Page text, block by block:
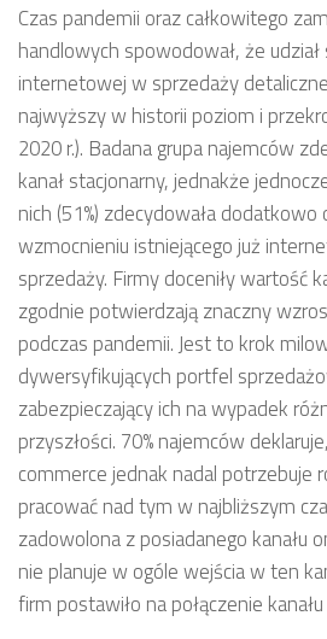
Czas pandemii oraz całkowitego
handlowych spowodował, że
internetowej w sprzedaży
najwyższy w historii poziom i
2020 r.). Badana grupa najemców
kanał stacjonarny, jednakże
nich (51%) zdecydowała dodatkowo
wzmocnieniu istniejącego już
sprzedaży. Firmy doceniły wartość
zgodnie potwierdzają znaczny
podczas pandemii. Jest to krok
dywersyfikujących portfel
zabezpieczający ich na wypadek
przyszłości. 70% najemców
commerce jednak nadal potrzebuje
pracować nad tym w najbliższym
zadowolona z posiadanego kanału
nie planuje w ogóle wejścia w ten
firm postawiło na połączenie